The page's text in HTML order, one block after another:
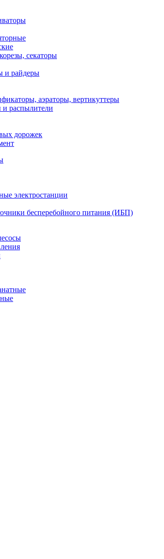
секаторы
и райдеры
аэраторы, вертикуттеры
распылители
дорожек
электростанции
бесперебойного питания (ИБП)